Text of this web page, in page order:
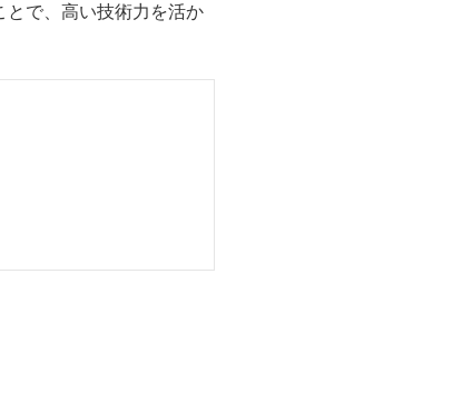
とで、高い技術力を活か